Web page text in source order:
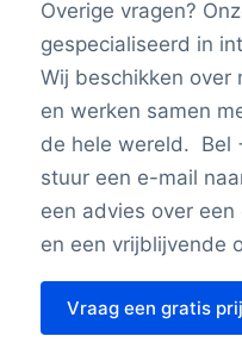
Overige vragen?
gespecialiseerd in
Wij beschikken over
en werken samen
de hele wereld. Bel
stuur een e-mail
een advies over
en een vrijblijvende
Vraag een gratis